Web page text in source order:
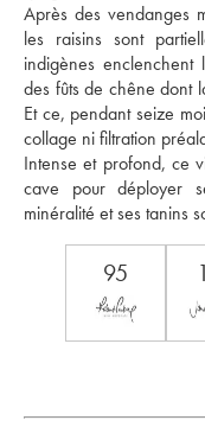
Après des vendanges
les raisins sont
indigènes
des fûts de chêne dont
Et ce, pendant seize
collage ni filtration
Intense et profond, ce
cave pour déployer
minéralité et ses tanins
95